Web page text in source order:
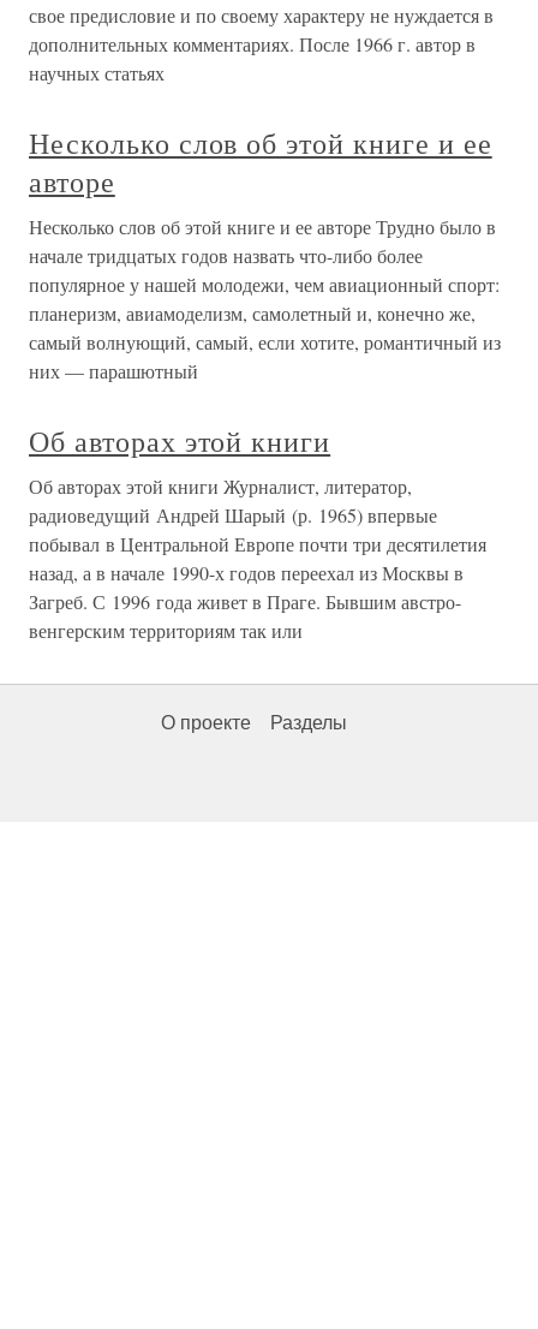
свое предисловие и по своему характеру не нуждается в
дополнительных комментариях. После 1966 г. автор в
научных статьях
Несколько слов об этой книге и ее
авторе
Несколько слов об этой книге и ее авторе Трудно было в
начале тридцатых годов назвать что-либо более
популярное у нашей молодежи, чем авиационный спорт:
планеризм, авиамоделизм, самолетный и, конечно же,
самый волнующий, самый, если хотите, романтичный из
них — парашютный
Об авторах этой книги
Об авторах этой книги Журналист, литератор,
радиоведущий Андрей Шарый (р. 1965) впервые
побывал в Центральной Европе почти три десятилетия
назад, а в начале 1990-х годов переехал из Москвы в
Загреб. С 1996 года живет в Праге. Бывшим австро-
венгерским территориям так или
О проекте Разделы